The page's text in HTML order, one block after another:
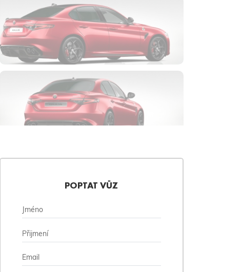
POPTAT VŮZ